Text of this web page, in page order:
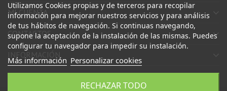
MI CUENTA
CONTACTOS
INFORMACIÓN
Utilizamos Cookies propias y de terceros para recopilar
información para mejorar nuestros servicios y para análisis
de tus hábitos de navegación. Si continuas navegando,
supone la aceptación de la instalación de las mismas. Puedes
configurar tu navegador para impedir su instalación.
Más información Personalizar cookies
RECHAZAR TODO